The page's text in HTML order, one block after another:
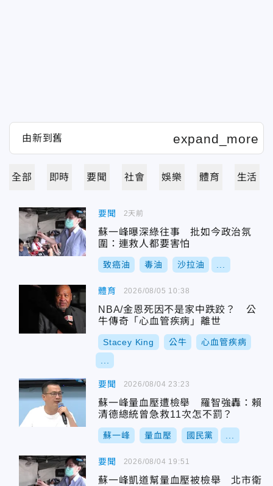
全部 即時 要聞 社會 娛樂 體育 生活
要聞
蘇一峰曝深綠往事 批如今政治氛
圍：連救人都要害怕
致癌油 毒油 沙拉油
2天前
體育
NBA/金恩死因不是家中跌跤？ 公
牛傳奇「心血管疾病」離世
Stacey King 公牛 心血管疾病
2026/08/05 10:38
要聞
蘇一峰量血壓遭檢舉 羅智強轟：賴
清德總統曾急救11次怎不罰？
蘇一峰 量血壓 國民黨
2026/08/04 23:23
要聞
蘇一峰凱道幫量血壓被檢舉 北市衛
2026/08/04 19:51